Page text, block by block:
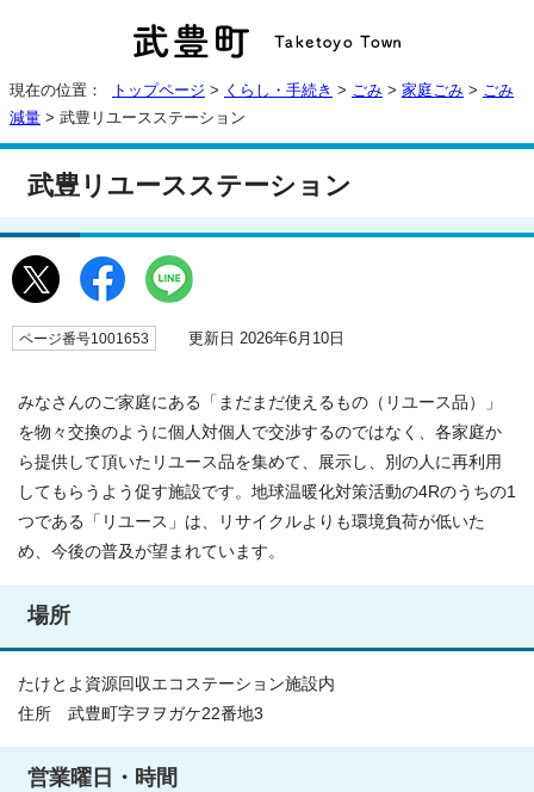
現在の位置： トップページ > くらし・手続き > ごみ > 家庭ごみ > ごみ
減量 > 武豊リユースステーション
武豊リユースステーション
ページ番号1001653 更新日 2026年6月10日
みなさんのご家庭にある「まだまだ使えるもの（リユース品）」
を物々交換のように個人対個人で交渉するのではなく、各家庭か
ら提供して頂いたリユース品を集めて、展示し、別の人に再利用
してもらうよう促す施設です。地球温暖化対策活動の4Rのうちの1
つである「リユース」は、リサイクルよりも環境負荷が低いた
め、今後の普及が望まれています。
場所
たけとよ資源回収エコステーション施設内
住所 武豊町字ヲヲガケ22番地3
営業曜日・時間